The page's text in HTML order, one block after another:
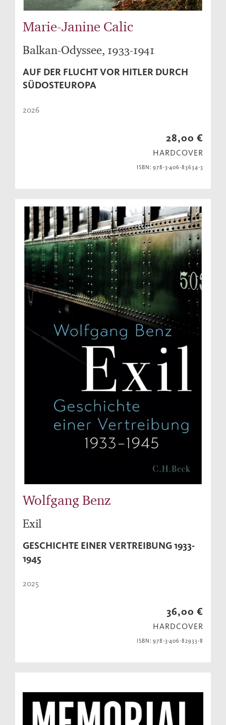
Marie-Janine Calic
Balkan-Odyssee, 1933-1941
AUF DER FLUCHT VOR HITLER DURCH
SÜDOSTEUROPA
2026
28,00 €
HARDCOVER
ISBN: 978-3-406-83634-3
Wolfgang Benz
Exil
GESCHICHTE EINER VERTREIBUNG 1933-
1945
2025
36,00 €
HARDCOVER
ISBN: 978-3-406-82933-8